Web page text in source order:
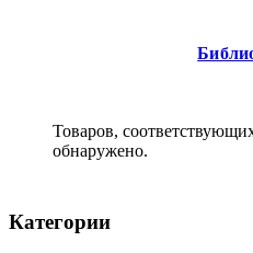
Товаров,
обнаружено.
Категории